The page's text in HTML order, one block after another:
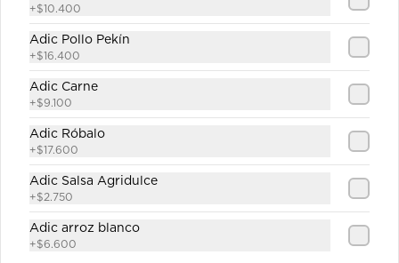
de Arroz
Julianas de carne de res salteadas en
salsa teriyaki servidas en  una base
de arroz frito sencillo.
Julianas de carne de res salteadas en
salsa teriyaki servidas en una base
+$10.400
Adic Pollo Pekín
+$16.400
Adic Carne
+$9.100
Adic Róbalo
+$17.600
Adic Salsa Agridulce
+$2.750
Adic arroz blanco
+$6.600